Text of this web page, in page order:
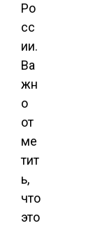
Ро
сс
ии.
Ва
жн
о
от
ме
тит
ь,
что
это